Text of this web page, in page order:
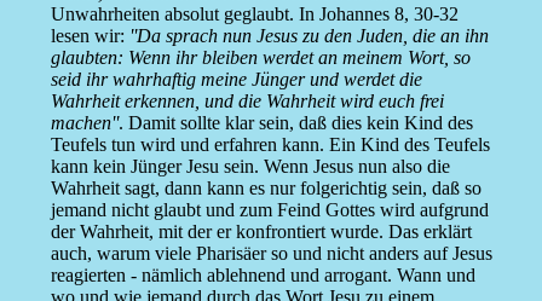
Unwahrheiten absolut geglaubt. In Johannes 8, 30-32
lesen wir: ''Da sprach nun Jesus zu den Juden, die an ihn
glaubten: Wenn ihr bleiben werdet an meinem Wort, so
seid ihr wahrhaftig meine Jünger und werdet die
Wahrheit erkennen, und die Wahrheit wird euch frei
machen''. Damit sollte klar sein, daß dies kein Kind des
Teufels tun wird und erfahren kann. Ein Kind des Teufels
kann kein Jünger Jesu sein. Wenn Jesus nun also die
Wahrheit sagt, dann kann es nur folgerichtig sein, daß so
jemand nicht glaubt und zum Feind Gottes wird aufgrund
der Wahrheit, mit der er konfrontiert wurde. Das erklärt
auch, warum viele Pharisäer so und nicht anders auf Jesus
reagierten - nämlich ablehnend und arrogant. Wann und
wo und wie jemand durch das Wort Jesu zu einem